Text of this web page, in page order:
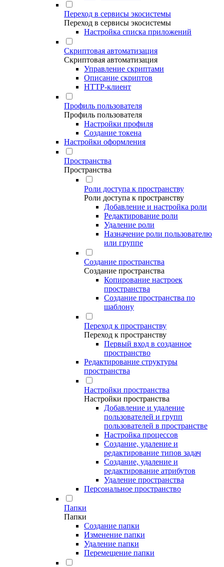
Переход в сервисы экосистемы
Переход в сервисы экосистемы
Настройка списка приложений
Скриптовая автоматизация
Скриптовая автоматизация
Управление скриптами
Описание скриптов
HTTP-клиент
Профиль пользователя
Профиль пользователя
Настройки профиля
Создание токена
Настройки оформления
Пространства
Пространства
Роли доступа к пространству
Роли доступа к пространству
Добавление и настройка роли
Редактирование роли
Удаление роли
Назначение роли пользователю
или группе
Создание пространства
Создание пространства
Копирование настроек
пространства
Создание пространства по
шаблону
Переход к пространству
Переход к пространству
Первый вход в созданное
пространство
Редактирование структуры
пространства
Настройки пространства
Настройки пространства
Добавление и удаление
пользователей и групп
пользователей в пространстве
Настройка процессов
Создание, удаление и
редактирование типов задач
Создание, удаление и
редактирование атрибутов
Удаление пространства
Персональное пространство
Папки
Папки
Создание папки
Изменение папки
Удаление папки
Перемещение папки